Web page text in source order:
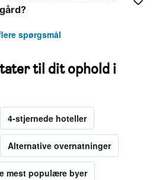
spørgsmål
til dit ophold i
4-stjernede hoteller
Alternative overnatninger
mest populære byer